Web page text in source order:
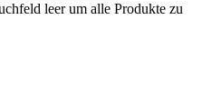
leer um alle Produkte zu